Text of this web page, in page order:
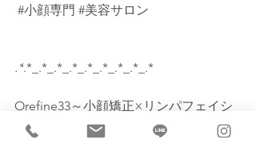
#小顔専門 #美容サロン
.*.*_.*_.*_.*_.*_.*_.*_.*_.*
Orefine33～小顔矯正×リンパフェイシ
ャル～